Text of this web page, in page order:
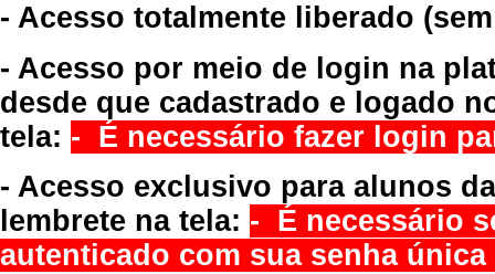
- Acesso totalmente liberado
- Acesso por meio de login na
desde que cadastrado e logado
tela: - É necessário fazer login
- Acesso exclusivo para alunos
lembrete na tela: - É necessário
autenticado com sua senha